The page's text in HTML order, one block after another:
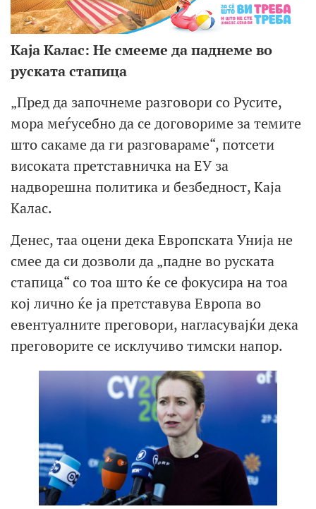
Каја Калас: Не смееме да паднеме во
руската стапица
„Пред да започнеме разговори со Русите,
мора меѓусебно да се договориме за темите
што сакаме да ги разговараме“, потсети
високата претставничка на ЕУ за
надворешна политика и безбедност, Каја
Калас.
Денес, таа оцени дека Европската Унија не
смее да си дозволи да „падне во руската
стапица“ со тоа што ќе се фокусира на тоа
кој лично ќе ја претставува Европа во
евентуалните преговори, нагласувајќи дека
преговорите се исклучиво тимски напор.